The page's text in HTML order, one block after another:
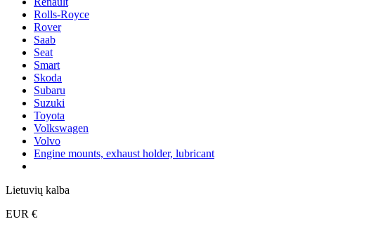
Rolls-Royce
Rover
Saab
Seat
Smart
Skoda
Subaru
Suzuki
Toyota
Volkswagen
Volvo
Engine mounts, exhaust holder, lubricant
Lietuvių kalba
EUR €